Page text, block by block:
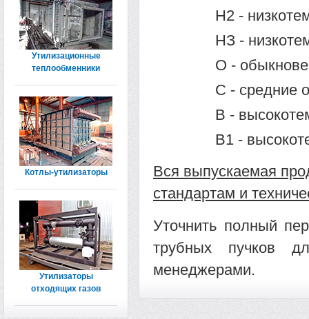
Н2 -
НЗ -
О -
С - средние
В -
В1 -
Вся выпускаемая
стандартам и
Уточнить полный
трубных пучков
менеджерами.
Утилизационные
теплообменники
Котлы-утилизаторы
Утилизаторы
отходящих газов